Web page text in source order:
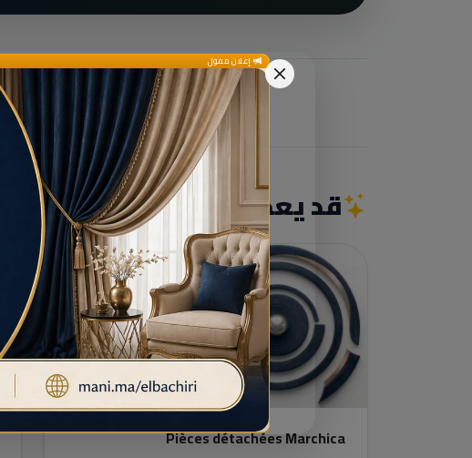
قد يعجبك أيضاً
أجزاء السيارات
Pièces détachées Marchica
إعلان ممول